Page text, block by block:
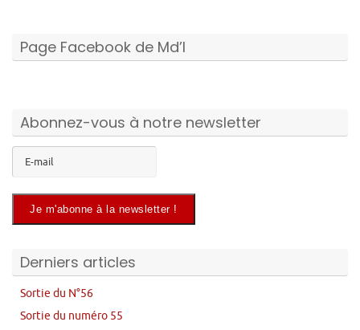
Page Facebook de Md’I
Abonnez-vous à notre newsletter
Derniers articles
Sortie du N°56
Sortie du numéro 55